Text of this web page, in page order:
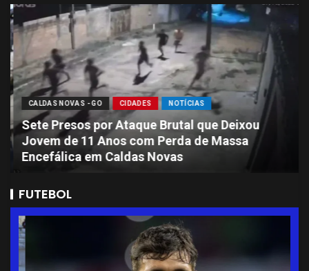
CALDAS NOVAS - GO CIDADES NOTÍCIAS
Sete Presos por Ataque Brutal que Deixou
Jovem de 11 Anos com Perda de Massa
Encefálica em Caldas Novas
FUTEBOL